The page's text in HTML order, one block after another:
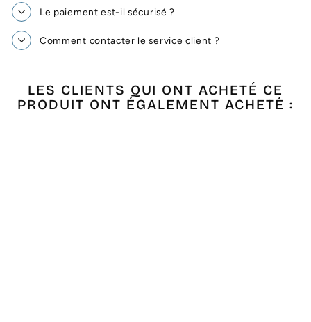
Le paiement est-il sécurisé ?
Comment contacter le service client ?
LES CLIENTS QUI ONT ACHETÉ CE
PRODUIT ONT ÉGALEMENT ACHETÉ :